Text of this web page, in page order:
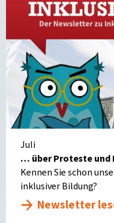
Juli
… über Proteste und
Kennen Sie schon
inklusiver Bildung?
Newsletter